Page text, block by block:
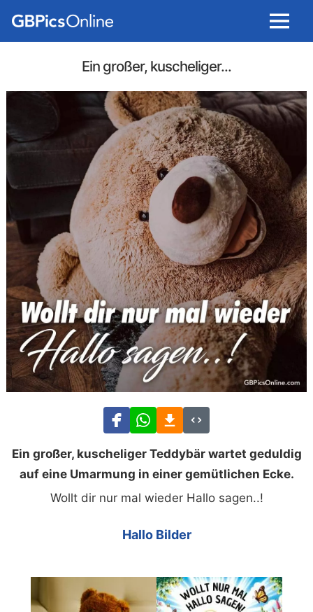
Menu
Ein großer, kuscheliger...
Ein großer, kuscheliger Teddybär wartet geduldig
auf eine Umarmung in einer gemütlichen Ecke.
Wollt dir nur mal wieder Hallo sagen..!
Hallo Bilder